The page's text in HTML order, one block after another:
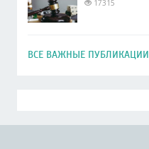
17315
ВСЕ ВАЖНЫЕ ПУБЛИКАЦИИ